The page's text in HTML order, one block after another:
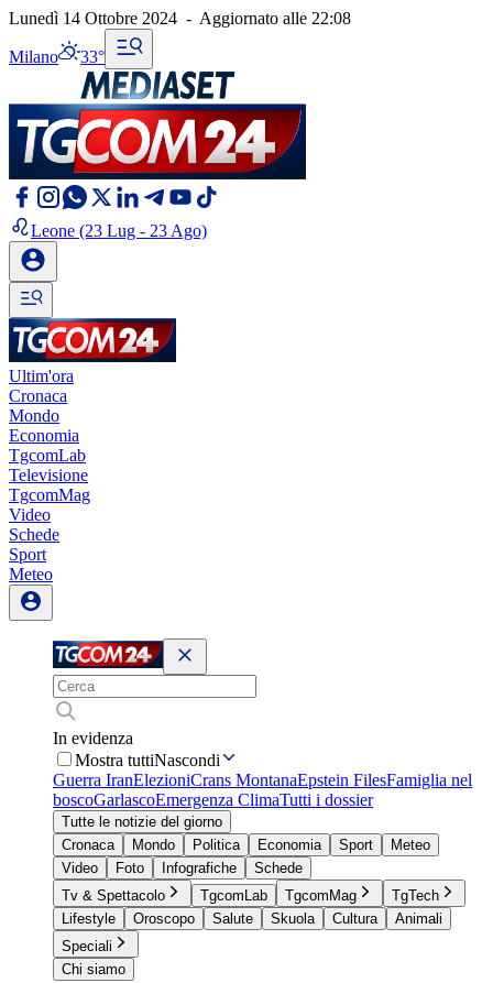
Lunedì 14 Ottobre 2024 - Aggiornato alle 22:08
Milano 33°
Leone (23 Lug - 23 Ago)
Ultim'ora
Cronaca
Mondo
Economia
TgcomLab
Televisione
TgcomMag
Video
Schede
Sport
Meteo
In evidenza
Mostra tuttiNascondi
Guerra IranElezioniCrans MontanaEpstein FilesFamiglia nel
boscoGarlascoEmergenza ClimaTutti i dossier
Tutte le notizie del giorno
Cronaca
Mondo Politica Economia Sport
Meteo
Video
Foto Infografiche
Schede
Tv & Spettacolo
TgcomLab TgcomMag
TgTech
Lifestyle
Oroscopo Salute Skuola Cultura
Animali
Speciali
Chi siamo